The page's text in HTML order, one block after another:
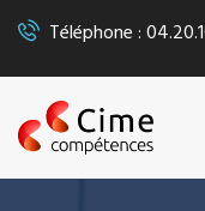
Téléphone :